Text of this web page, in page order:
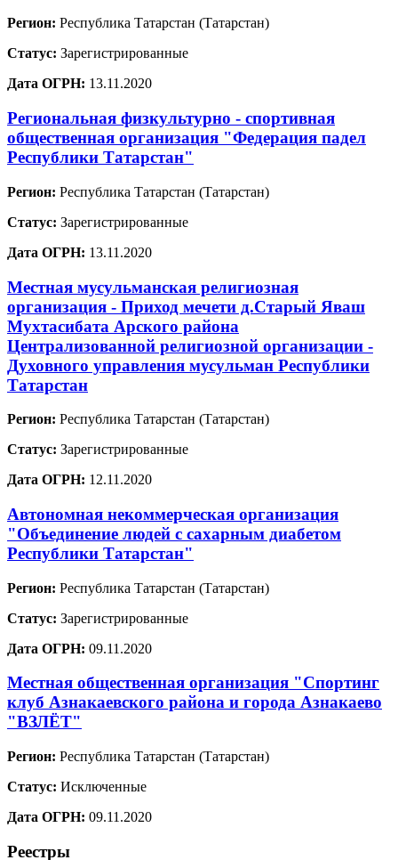
Регион: Республика Татарстан (Татарстан)
Статус: Зарегистрированные
Дата ОГРН: 13.11.2020
Региональная физкультурно - спортивная
общественная организация "Федерация падел
Республики Татарстан"
Регион: Республика Татарстан (Татарстан)
Статус: Зарегистрированные
Дата ОГРН: 13.11.2020
Местная мусульманская религиозная
организация - Приход мечети д.Старый Яваш
Мухтасибата Арского района
Централизованной религиозной организации -
Духовного управления мусульман Республики
Татарстан
Регион: Республика Татарстан (Татарстан)
Статус: Зарегистрированные
Дата ОГРН: 12.11.2020
Автономная некоммерческая организация
"Объединение людей с сахарным диабетом
Республики Татарстан"
Регион: Республика Татарстан (Татарстан)
Статус: Зарегистрированные
Дата ОГРН: 09.11.2020
Местная общественная организация "Спортинг
клуб Азнакаевского района и города Азнакаево
"ВЗЛЁТ"
Регион: Республика Татарстан (Татарстан)
Статус: Исключенные
Дата ОГРН: 09.11.2020
Реестры